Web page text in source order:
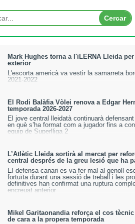
Cercar
Mark Hughes torna a l'iLERNA Lleida
exterior
L'escorta americà va vestir la samarreta
2021-2022
El Rodi Balàfia Vòlei renova a Edgar
temporada 2026-2027
El jove central lleidatà continuarà
en què s’ha format com a jugador fins a
equip de Superlliga 2
L’Atlètic Lleida sortirà al mercat per
central després de la greu lesió que ha
El defensa canari es va fer mal al genoll
fortuïta durant una sessió de treball i les
definitives han confirmat una ruptura
encreuat anterior
Mikel Garitaonandia reforça el cos
de cara a la propera temporada